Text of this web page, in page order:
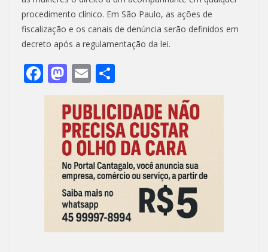
procedimento clínico. Em São Paulo, as ações de
fiscalização e os canais de denúncia serão definidos em
decreto após a regulamentação da lei.
F
ac
M
as
to
d
o
n
E
m
ai
l
h
ar
e